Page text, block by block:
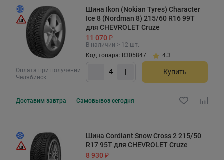
Оплата при получении
Челябинск
Шина Ikon (Nokian Tyres) Character
Ice 8 (Nordman 8) 215/60 R16 99T
для CHEVROLET Cruze
11 070 ₽
В наличии > 12 шт.
Код товара: R305847
4.3
Купить
Доставим завтра Самовывоз сегодня
Шина Cordiant Snow Cross 2 215/50
R17 95T для CHEVROLET Cruze
8 930 ₽